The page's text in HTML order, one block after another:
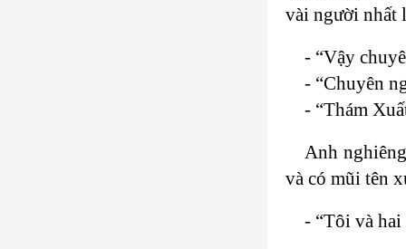
vài người nhất
- “Vậy
- “Chuyên
- “Thám
Anh
và có mũi tên
- “Tôi và hai